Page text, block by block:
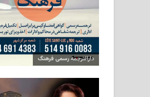
دارالترجمه رسمی فرهنگ